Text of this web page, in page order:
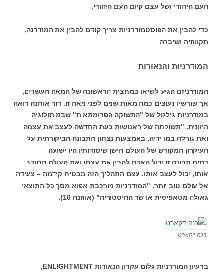
העם היהודי ושל עצם קיום העם היהודי.
כדי להבין את הפוסטמודרניות צריך קודם להבין את המודרנה,
תקוותיה ושיברה
המודרניות והנאורות
המודרניזם הגיע לשיאו במחצית הראשונה של המאה העשרים,
אך שורשיו נעוצים כמה מאות שנים לפני מאה זו. דוד אוחנה רואה
במודרניות גילגול של "התשוקה הפרומתאית" שבמיתולוגיה
היוונית. "תשוקתה של האנושות בעת החדשה לעצב את עצמה
ואת גורלה במו ידיה, באמצעות נצחון התבונה הביקורתית על
העיקרון המקודש של העולם הישן שיסודותיו היו ישועה
דתית תבונה זו יכול האדם להבין את עצמו ואת העולם הסובב
אותו, יכול לעצב אותו. עצם התהליך הזה מבטיח קידמה – צעידה
אל עולם טוב יותר. "המודרניות מורכבת אפוא מסך כל התוצאי
גאולה מטאפיסית או שר ההיסטוריה" (אוחנה 10).
רנה דקארט
ברעיון המודרניות גלום עקרון הנאורות ENLIGHTMENT,